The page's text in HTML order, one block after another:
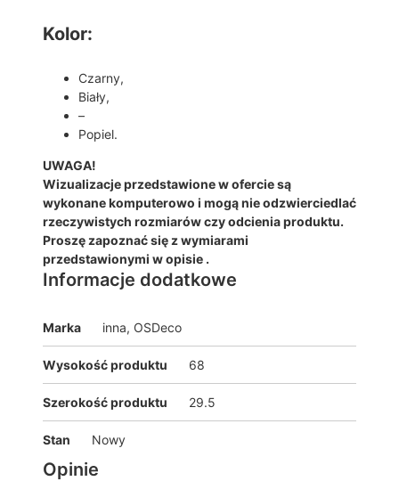
Kolor:
Czarny,
Biały,
–
Popiel.
UWAGA!
Wizualizacje przedstawione w ofercie są
wykonane komputerowo i mogą nie odzwierciedlać
rzeczywistych rozmiarów czy odcienia produktu.
Proszę zapoznać się z wymiarami
przedstawionymi w opisie .
Informacje dodatkowe
Marka inna, OSDeco
Wysokość produktu 68
Szerokość produktu 29.5
Stan Nowy
Opinie